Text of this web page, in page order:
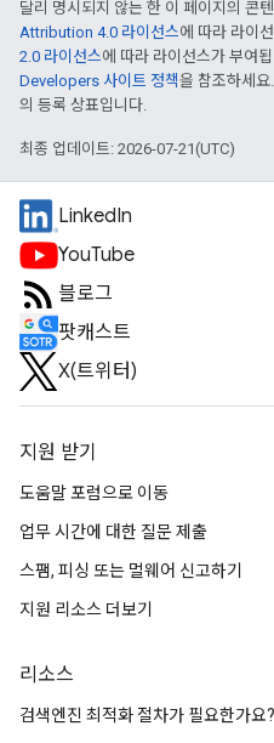
달리 명시되지 않는 한 이 페이지의 콘
Attribution 4.0 라이선스에 따라 라이
2.0 라이선스에 따라 라이선스가 부여
Developers 사이트 정책을 참조하세
의 등록 상표입니다.
최종 업데이트: 2026-07-21(UTC)
LinkedIn
YouTube
블로그
팟캐스트
X(트위터)
지원 받기
도움말 포럼으로 이동
업무 시간에 대한 질문 제출
스팸, 피싱 또는 멀웨어 신고하기
지원 리소스 더보기
리소스
검색엔진 최적화 절차가 필요한가요?